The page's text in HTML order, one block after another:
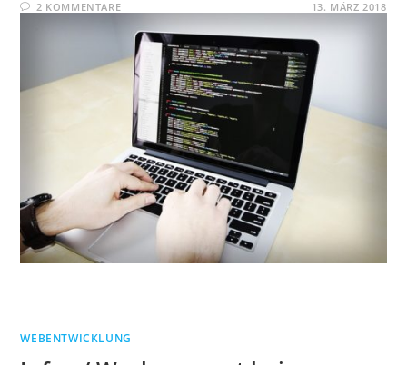
2 KOMMENTARE 13. MÄRZ 2018
WEBENTWICKLUNG